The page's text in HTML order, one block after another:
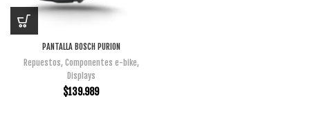
PANTALLA BOSCH PURION
Repuestos, Componentes e-bike,
Displays
$139.989